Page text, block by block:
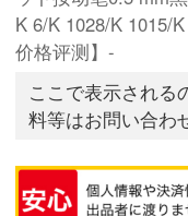
K 6/K 1028/K 1015/
价格评测】-
ここで表示される
料等はお問い合わ